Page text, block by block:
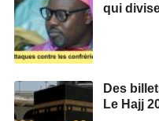
qui
Des
Le Hajj